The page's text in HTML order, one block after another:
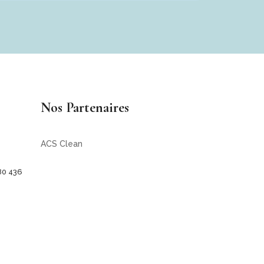
436
Nos Partenaires
ACS Clean